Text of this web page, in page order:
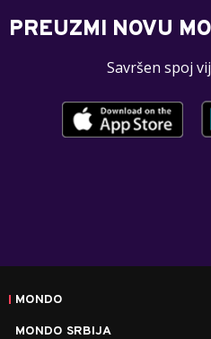
PREUZMI NOVU
Savršen spoj
MONDO
MONDO SRBIJA